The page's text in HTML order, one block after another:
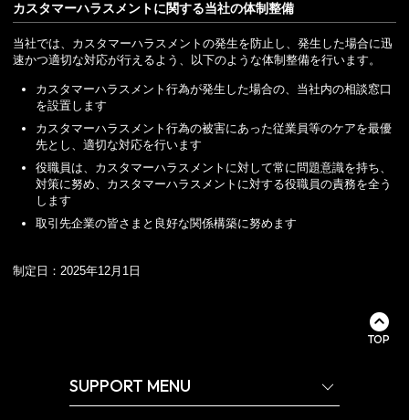
カスタマーハラスメントに関する当社の体制整備
当社では、カスタマーハラスメントの発生を防止し、発生した場合に迅
速かつ適切な対応が行えるよう、以下のような体制整備を行います。
カスタマーハラスメント行為が発生した場合の、当社内の相談窓口
を設置します
カスタマーハラスメント行為の被害にあった従業員等のケアを最優
先とし、適切な対応を行います
役職員は、カスタマーハラスメントに対して常に問題意識を持ち、
対策に努め、カスタマーハラスメントに対する役職員の責務を全う
します
取引先企業の皆さまと良好な関係構築に努めます
制定日：2025年12月1日
TOP
SUPPORT MENU